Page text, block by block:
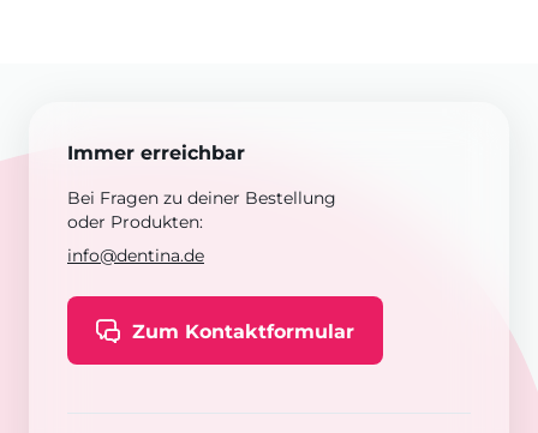
Immer erreichbar
Bei Fragen zu deiner Bestellung
oder Produkten:
info@dentina.de
Zum Kontaktformular